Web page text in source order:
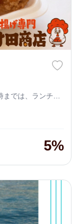
までは、ランチ限
5%